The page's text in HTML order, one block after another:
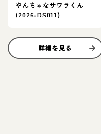
やんちゃなサワラくん
(2026-DS011)
詳細を見る